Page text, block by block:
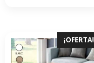
¡OFERTA!